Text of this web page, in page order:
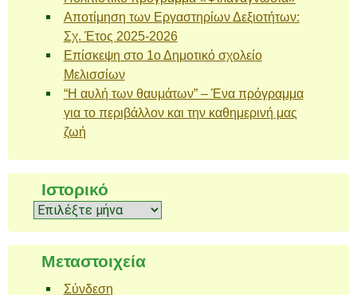
Αποτίμηση των Εργαστηρίων Δεξιοτήτων:
Σχ. Έτος 2025-2026
Επίσκεψη στο 1ο Δημοτικό σχολείο
Μελισσίων
“Η αυλή των θαυμάτων” – Ένα πρόγραμμα
για το περιβάλλον και την καθημερινή μας
ζωή
Ιστορικό
Ιστορικό
Μεταστοιχεία
Σύνδεση